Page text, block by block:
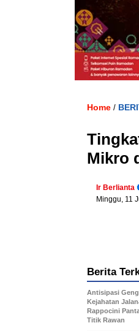
Home /
Mikro
Ir Berlianta
Minggu, 11
Berita
Antisipasi
Kejahatan
Rappocini
Titik Rawan